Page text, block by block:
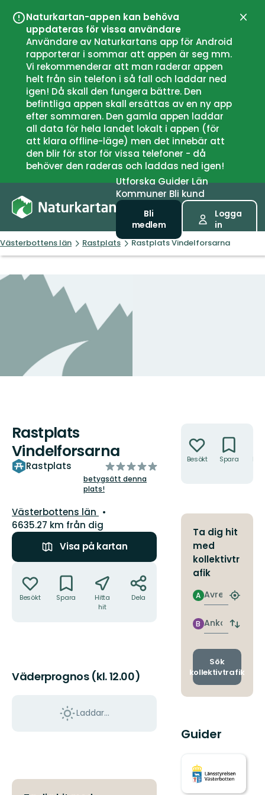
Naturkartan-appen kan behöva
uppdateras för vissa användare
Användare av Naturkartans app för Android
rapporterar i sommar att appen är seg mm.
Vi rekommenderar att man raderar appen
helt från sin telefon i så fall och laddar ned
igen! Då skall den fungera bättre. Den
befintliga appen skall ersättas av en ny app
efter sommaren. Den gamla appen laddar
all data för hela landet lokalt i appen (för
att klara offline-läge) men det innebär att
den blir för stor för vissa telefoner - då
behöver den raderas och laddas ned igen!
UtforskaGuiderLän
Kommuner Bli kund
Bli
medlem
Logga
in
Västerbottens län Rastplats Rastplats Vindelforsarna
Rastplats
Vindelforsarna
Rastplats
av
5
stjärnor
betygsätt denna
plats!
Län:
Västerbottens län
6635.27 km från dig
Visa på kartan
Besökt Spara
Hitta
hit
Dela
Väderprognos (kl. 12.00)
Laddar...
Besökt Spara
Ta dig hit
med
kollektivtr
afik
Avresa
A
Hitta
Ankomst
B
Byt
och
Sök
kollektivtrafik
Guider